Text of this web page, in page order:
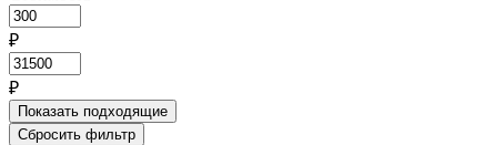
₽
₽
Показать подходящие
Сбросить фильтр